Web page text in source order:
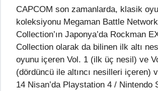
CAPCOM son zamanlarda, klasik
koleksiyonu Megaman Battle
Collection’ın Japonya’da Rockman
Collection olarak da bilinen ilk altı
oyunu içeren Vol. 1 (ilk üç nesil) ve
(dördüncü ile altıncı nesilleri içeren)
14 Nisan’da Playstation 4 / Nintendo